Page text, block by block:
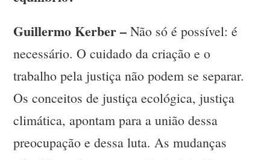
Guillermo Kerber – Não só é possível: é
necessário. O cuidado da criação e o
trabalho pela justiça não podem se separar.
Os conceitos de justiça ecológica, justiça
climática, apontam para a união dessa
preocupação e dessa luta. As mudanças